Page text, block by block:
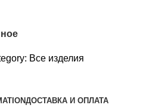
Все изделия
ДОСТАВКА И ОПЛАТА